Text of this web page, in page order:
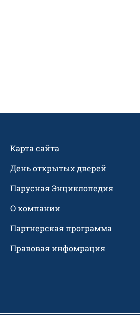
Карта сайта
День открытых дверей
Парусная Энциклопедия
О компании
Партнерская программа
Правовая инфомрация